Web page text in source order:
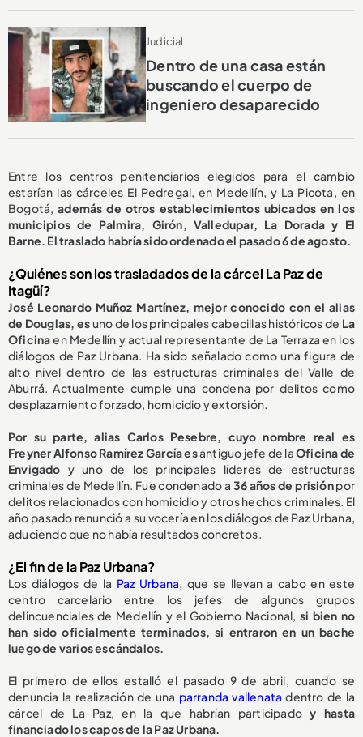
Judicial
Dentro de una casa están
buscando el cuerpo de
ingeniero desaparecido
Entre los centros penitenciarios elegidos para el cambio
estarían las cárceles El Pedregal, en Medellín, y La Picota, en
Bogotá,además de otros establecimientos ubicados en los
municipios de Palmira, Girón, Valledupar, La Dorada y El
Barne. El traslado habría sido ordenado el pasado 6 de agosto.
¿Quiénes son los trasladados de la cárcel La Paz de
Itagüí?
José Leonardo Muñoz Martínez, mejor conocido con el alias
de Douglas, esuno de los principales cabecillas históricos de La
Oficinaen Medellín y actual representante de La Terraza en los
diálogos de Paz Urbana. Ha sido señalado como una figura de
alto nivel dentro de las estructuras criminales del Valle de
Aburrá. Actualmente cumple una condena por delitos como
desplazamiento forzado, homicidio y extorsión.
Por su parte, alias Carlos Pesebre, cuyo nombre real es
Freyner Alfonso Ramírez García esantiguo jefe de laOficina de
Envigado y uno de los principales líderes de estructuras
criminales de Medellín. Fue condenado a 36 años de prisiónpor
delitos relacionados con homicidio y otros hechos criminales. El
año pasado renunció a su vocería en los diálogos de Paz Urbana,
aduciendo que no había resultados concretos.
¿El fin de la Paz Urbana?
Los diálogos de la Paz Urbana , que se llevan a cabo en este
centro carcelario entre los jefes de algunos grupos
delincuenciales de Medellín y el Gobierno Nacional, si bien no
han sido oficialmente terminados, si entraron en un bache
luego de varios escándalos.
El primero de ellos estalló el pasado 9 de abril, cuando se
denuncia la realización de una parranda vallenatadentro de la
cárcel de La Paz, en la que habrían participadoy hasta
financiado los capos de la Paz Urbana.